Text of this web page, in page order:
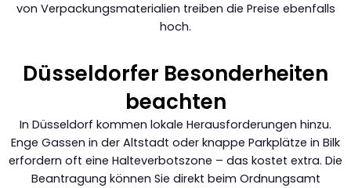
von Verpackungsmaterialien treiben die Preise ebenfalls
hoch.
Düsseldorfer Besonderheiten
beachten
In Düsseldorf kommen lokale Herausforderungen hinzu.
Enge Gassen in der Altstadt oder knappe Parkplätze in Bilk
erfordern oft eine Halteverbotszone – das kostet extra. Die
Beantragung können Sie direkt beim Ordnungsamt